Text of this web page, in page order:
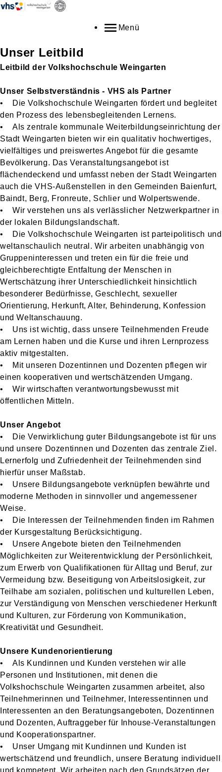
Menü
Unser Leitbild
Leitbild der Volkshochschule Weingarten
Unser Selbstverständnis - VHS als Partner
• Die Volkshochschule Weingarten fördert und begleitet
den Prozess des lebensbegleitenden Lernens.
• Als zentrale kommunale Weiterbildungseinrichtung der
Stadt Weingarten bieten wir ein qualitativ hochwertiges,
vielfältiges und preiswertes Angebot für die gesamte
Bevölkerung. Das Veranstaltungsangebot ist
flächendeckend und umfasst neben der Stadt Weingarten
auch die VHS-Außenstellen in den Gemeinden Baienfurt,
Baindt, Berg, Fronreute, Schlier und Wolpertswende.
• Wir verstehen uns als verlässlicher Netzwerkpartner in
der lokalen Bildungslandschaft.
• Die Volkshochschule Weingarten ist parteipolitisch und
weltanschaulich neutral. Wir arbeiten unabhängig von
Gruppeninteressen und treten ein für die freie und
gleichberechtigte Entfaltung der Menschen in
Wertschätzung ihrer Unterschiedlichkeit hinsichtlich
besonderer Bedürfnisse, Geschlecht, sexueller
Orientierung, Herkunft, Alter, Behinderung, Konfession
und Weltanschauung.
• Uns ist wichtig, dass unsere Teilnehmenden Freude
am Lernen haben und die Kurse und ihren Lernprozess
aktiv mitgestalten.
• Mit unseren Dozentinnen und Dozenten pflegen wir
einen kooperativen und wertschätzenden Umgang.
• Wir wirtschaften verantwortungsbewusst mit
öffentlichen Mitteln.
Unser Angebot
• Die Verwirklichung guter Bildungsangebote ist für uns
und unsere Dozentinnen und Dozenten das zentrale Ziel.
Lernerfolg und Zufriedenheit der Teilnehmenden sind
hierfür unser Maßstab.
• Unsere Bildungsangebote verknüpfen bewährte und
moderne Methoden in sinnvoller und angemessener
Weise.
• Die Interessen der Teilnehmenden finden im Rahmen
der Kursgestaltung Berücksichtigung.
• Unsere Angebote bieten den Teilnehmenden
Möglichkeiten zur Weiterentwicklung der Persönlichkeit,
zum Erwerb von Qualifikationen für Alltag und Beruf, zur
Vermeidung bzw. Beseitigung von Arbeitslosigkeit, zur
Teilhabe am sozialen, politischen und kulturellen Leben,
zur Verständigung von Menschen verschiedener Herkunft
und Kulturen, zur Förderung von Kommunikation,
Kreativität und Gesundheit.
Unsere Kundenorientierung
• Als Kundinnen und Kunden verstehen wir alle
Personen und Institutionen, mit denen die
Volkshochschule Weingarten zusammen arbeitet, also
Teilnehmerinnen und Teilnehmer, Interessentinnen und
Interessenten an den Beratungsangeboten, Dozentinnen
und Dozenten, Auftraggeber für Inhouse-Veranstaltungen
und Kooperationspartner.
• Unser Umgang mit Kundinnen und Kunden ist
wertschätzend und freundlich, unsere Beratung individuell
und kompetent. Wir arbeiten nach den Grundsätzen der